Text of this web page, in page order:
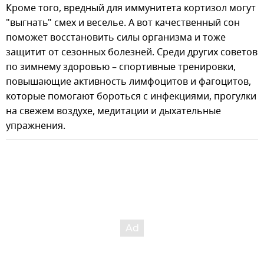
Кроме того, вредный для иммунитета кортизол могут
"выгнать" смех и веселье. А вот качественный сон
поможет восстановить силы организма и тоже
защитит от сезонных болезней. Среди других советов
по зимнему здоровью – спортивные тренировки,
повышающие активность лимфоцитов и фагоцитов,
которые помогают бороться с инфекциями, прогулки
на свежем воздухе, медитации и дыхательные
упражнения.